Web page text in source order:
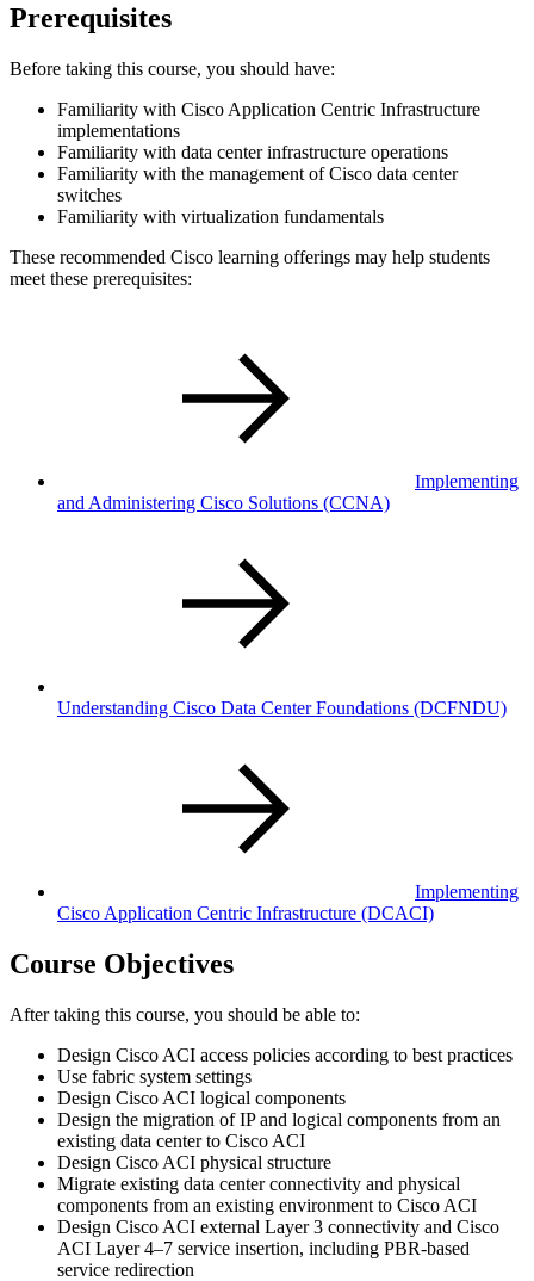
Prerequisites
Before taking this course, you should have:
Familiarity with Cisco Application Centric Infrastructure
implementations
Familiarity with data center infrastructure operations
Familiarity with the management of Cisco data center
switches
Familiarity with virtualization fundamentals
These recommended Cisco learning offerings may help students
meet these prerequisites:
Implementing
and Administering Cisco Solutions (CCNA)
Understanding Cisco Data Center Foundations (DCFNDU)
Implementing
Cisco Application Centric Infrastructure (DCACI)
Course Objectives
After taking this course, you should be able to:
Design Cisco ACI access policies according to best practices
Use fabric system settings
Design Cisco ACI logical components
Design the migration of IP and logical components from an
existing data center to Cisco ACI
Design Cisco ACI physical structure
Migrate existing data center connectivity and physical
components from an existing environment to Cisco ACI
Design Cisco ACI external Layer 3 connectivity and Cisco
ACI Layer 4–7 service insertion, including PBR-based
service redirection